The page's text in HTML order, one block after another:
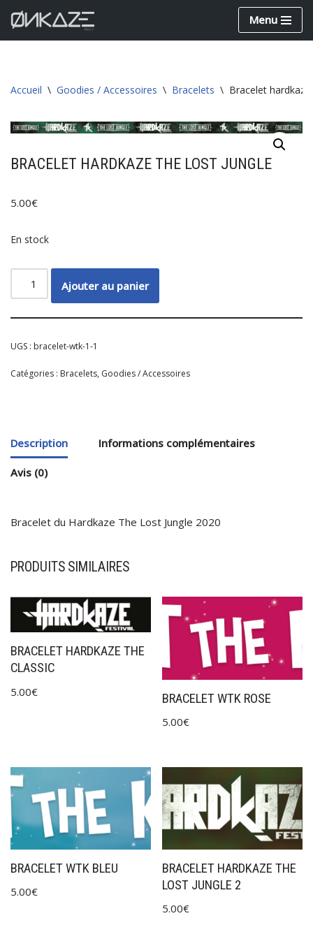
Aller
Menu
Accueil \ Goodies / Accessoires \ Bracelets \ Bracelet
BRACELET HARDKAZE THE LOST JUNGLE
5.00€
En stock
Ajouter au panier
UGS : bracelet-wtk-1-1
Catégories : Bracelets, Goodies / Accessoires
Description Informations complémentaires
Avis (0)
Bracelet du Hardkaze The Lost Jungle 2020
PRODUITS SIMILAIRES
BRACELET HARDKAZE THE
CLASSIC
5.00€ BRACELET WTK ROSE
5.00€
BRACELET WTK BLEU
5.00€
BRACELET HARDKAZE THE
LOST JUNGLE 2
5.00€